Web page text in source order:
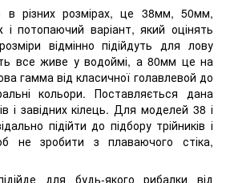
в різних розмірах, це 38мм, 50мм,
потопаючий варіант, який оцінять
відмінно підійдуть для лову
все живе у водоймі, а 80мм це на
гамма від класичної голавлевой до
кольори. Поставляється дана
і завідних кілець. Для моделей 38 і
підійти до підбору трійників і
не зробити з плаваючого стіка,
для будь-якого рибалки від